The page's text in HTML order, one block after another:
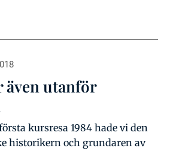
även utanför
kursresa 1984 hade vi den
historikern och grundaren av